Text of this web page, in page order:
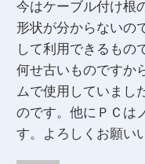
今はケーブル付け根
形状が分からない
して利用できるもの
何せ古いものですか
ムで使用していまし
のです。他にＰＣは
す。よろしくお願い